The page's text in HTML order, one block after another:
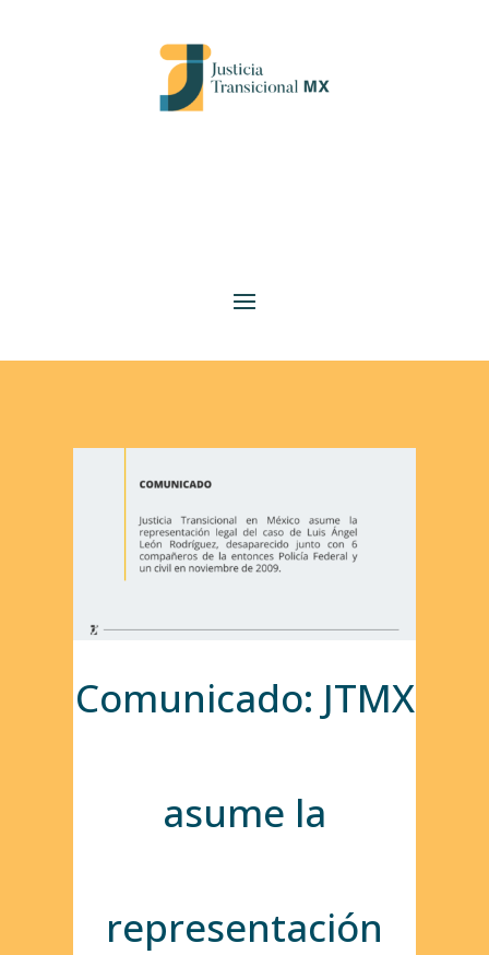
Comunicado: JTMX
asume la
representación